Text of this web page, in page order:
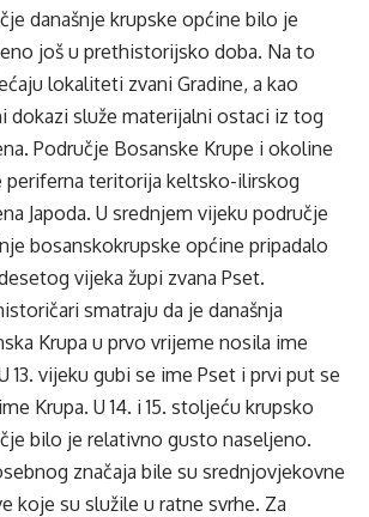
današnje krupske općine bilo je
još u prethistorijsko doba. Na to
lokaliteti zvani Gradine, a kao
dokazi služe materijalni ostaci iz tog
Područje Bosanske Krupe i okoline
periferna teritorija keltsko-ilirskog
Japoda. U srednjem vijeku područje
bosanskokrupske općine pripadalo
vijeka župi zvana Pset.
smatraju da je današnja
Krupa u prvo vrijeme nosila ime
13. vijeku gubi se ime Pset i prvi put se
Krupa. U 14. i 15. stoljeću krupsko
bilo je relativno gusto naseljeno.
značaja bile su srednjovjekovne
koje su služile u ratne svrhe. Za